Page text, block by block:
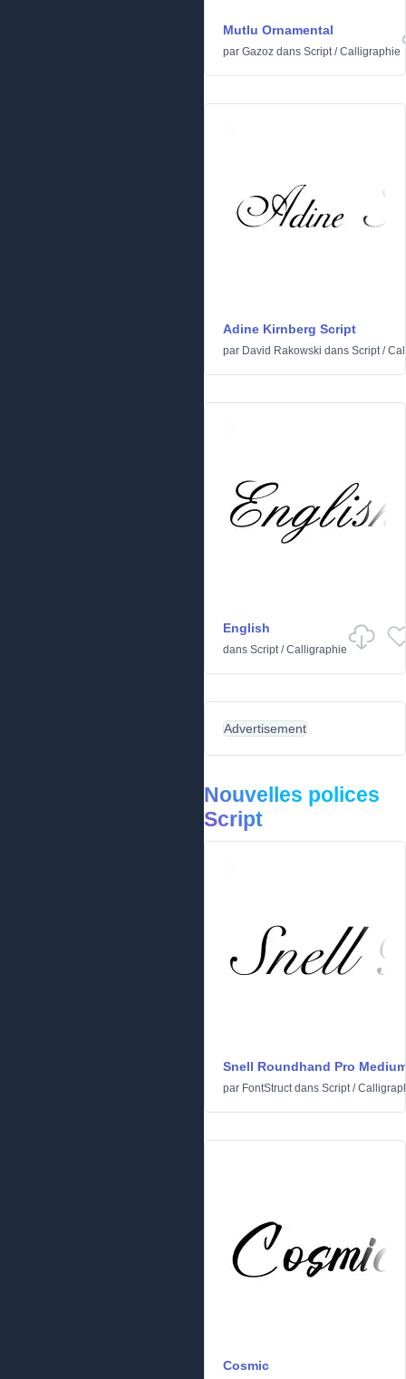
Mutlu Ornamental
par Gazoz dans Script/Calligraphie
Adine Kirnberg Script
par David Rakowski dans Script/
English
dans Script/Calligraphie
Advertisement
Nouvelles polices
Script
Snell Roundhand Pro
par FontStructdans Script/
Cosmic